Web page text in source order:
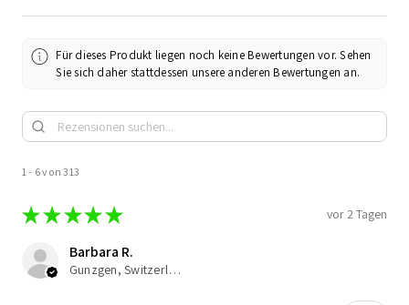
Für dieses Produkt liegen noch keine Bewertungen vor. Sehen
Sie sich daher stattdessen unsere anderen Bewertungen an.
1 - 6 von 313
★★ ★★★ vor 2 Tagen
Barbara R.
Gunzgen, Switzerland